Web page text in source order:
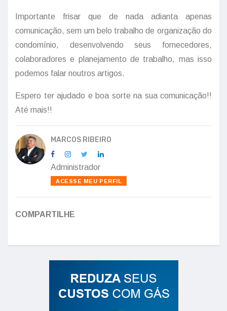
Importante frisar que de nada adianta apenas
comunicação, sem um belo trabalho de organização do
condomínio, desenvolvendo seus fornecedores,
colaboradores e planejamento de trabalho, mas isso
podemos falar noutros artigos.
Espero ter ajudado e boa sorte na sua comunicação!!
Até mais!!
MARCOS RIBEIRO
Administrador
ACESSE MEU PERFIL
COMPARTILHE